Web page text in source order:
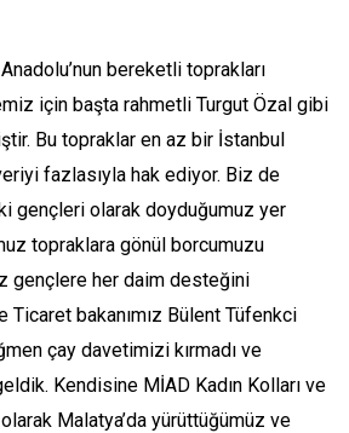
bereketli toprakları
için başta rahmetli Turgut Özal gibi
Bu topraklar en az bir İstanbul
fazlasıyla hak ediyor. Biz de
gençleri olarak doyduğumuz yer
topraklara gönül borcumuzu
gençlere her daim desteğini
Ticaret bakanımız Bülent Tüfenkci
çay davetimizi kırmadı ve
Kendisine MİAD Kadın Kolları ve
Malatya’da yürüttüğümüz ve